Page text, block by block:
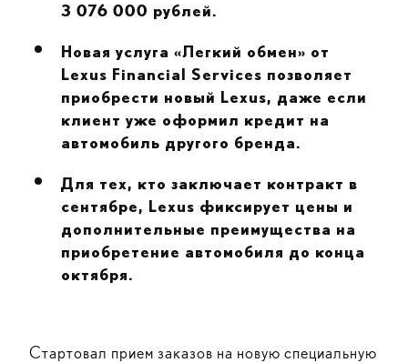
3 076 000 рублей.
Новая услуга «Легкий обмен» от
Lexus Financial Services позволяет
приобрести новый Lexus, даже если
клиент уже оформил кредит на
автомобиль другого бренда.
Для тех, кто заключает контракт в
сентябре, Lexus фиксирует цены и
дополнительные преимущества на
приобретение автомобиля до конца
октября.
Стартовал прием заказов на новую специальную